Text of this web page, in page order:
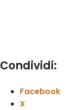
Condividi:
Facebook
X